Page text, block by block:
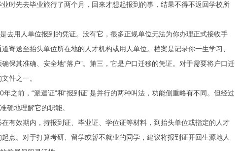
时先去毕业旅行了两个月，回来才想起报到的事，结果不得不返回学校所
去用人单位报到的凭证。没有它，很多正规单位无法为你办理正式接收手
寄送至抬头单位所在地的人才机构或用人单位。档案是记录你一生学习、
保其准确、安全地“落户”。第三，它是户口迁移的凭证。对于需要将户口迁
件之一。
前，“派遣证”和“报到证”是并行的两种叫法，功能侧重略有不同。但经过
确地理解它的职能。
有效期内，持报到证、毕业证、学位证等材料，到抬头单位或指定的人才
点。对于打算考研、留学或暂不就业的同学，建议将报到证开回生源地人